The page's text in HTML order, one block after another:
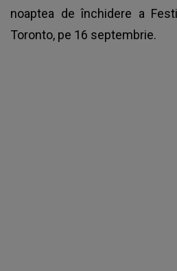
noaptea de închidere a
Toronto, pe 16 septembrie.